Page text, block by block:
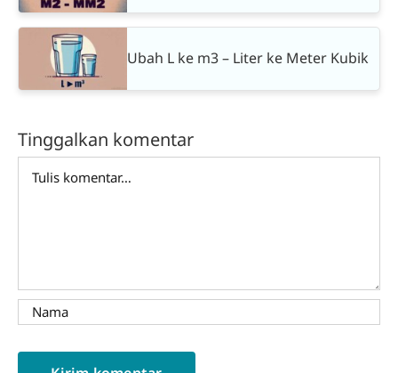
Ubah L ke m3 – Liter ke Meter Kubik
Tinggalkan komentar